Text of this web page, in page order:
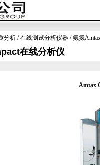
分析 /在线测试分析仪器 / 氨氮
在线分析仪
Amtax